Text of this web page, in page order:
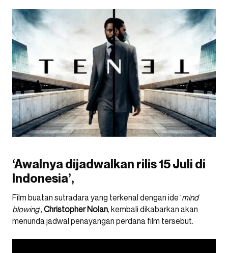
‘Awalnya dijadwalkan rilis 15 Juli di
Indonesia’,
Film buatan sutradara yang terkenal dengan ide ‘mind
blowing‘, Christopher Nolan, kembali dikabarkan akan
menunda jadwal penayangan perdana film tersebut.